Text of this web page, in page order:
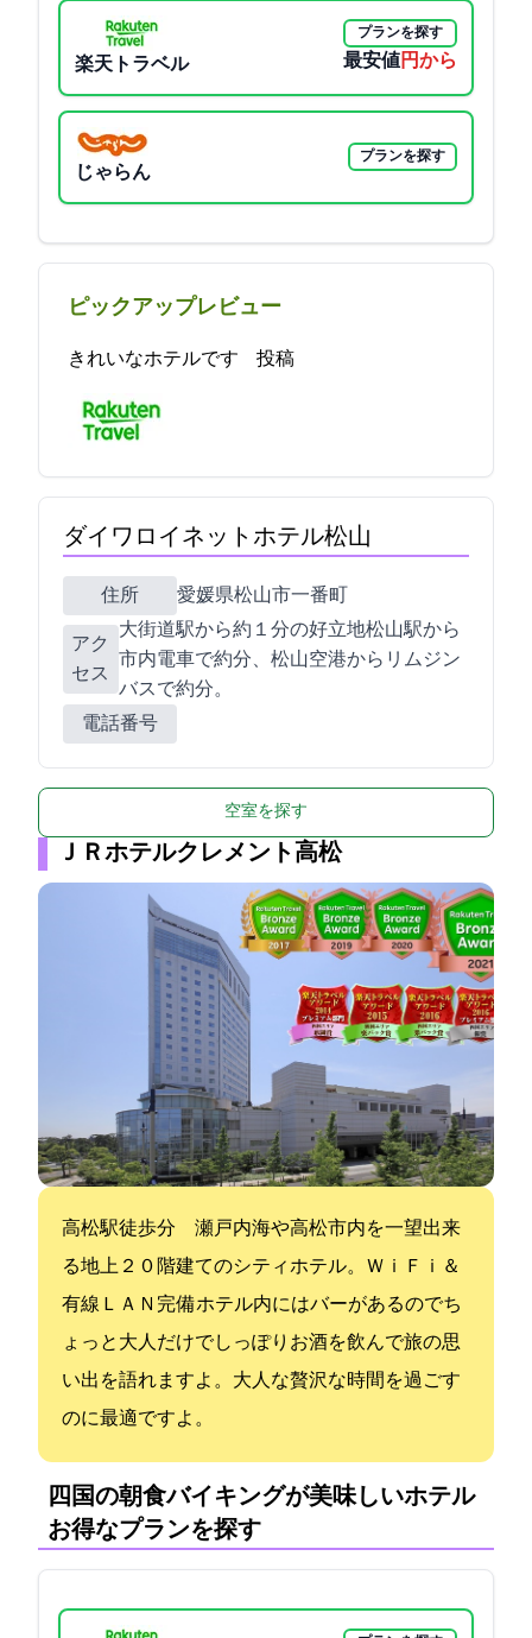
楽天トラベル
プランを探す
最安値3100円から
じゃらん
プランを探す
ピックアップレビュー
きれいなホテルです 2021-11-11 22:05:50投稿
ダイワロイネットホテル松山
住所 愛媛県松山市一番町2-6-5
アク
セス
大街道駅から約１分の好立地!!JR松山駅から
市内電車で約15分、松山空港からリムジン
バスで約30分。
電話番号
空室を探す
ＪＲホテルクレメント高松
高松駅徒歩1分 瀬戸内海や高松市内を一望出来
る地上２０階建てのシティホテル。ＷｉＦｉ＆
有線ＬＡＮ完備 ホテル内にはバーがあるのでち
ょっと大人だけでしっぽりお酒を飲んで旅の思
い出を語れますよ。大人な贅沢な時間を過ごす
のに最適ですよ。
四国の朝食バイキングが美味しいホテル:
お得なプランを探す